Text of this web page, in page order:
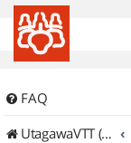
FAQ
UtagawaVTT (Randos VTT et VTTAE avec traces GPS)